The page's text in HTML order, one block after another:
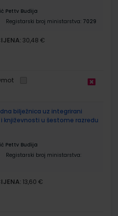
Pettv Budija
Registarski broj ministarstva: 7029
30,48 €
bilježnica uz integrirani
književnosti u šestome razredu
Pettv Budija
Registarski broj ministarstva:
13,60 €